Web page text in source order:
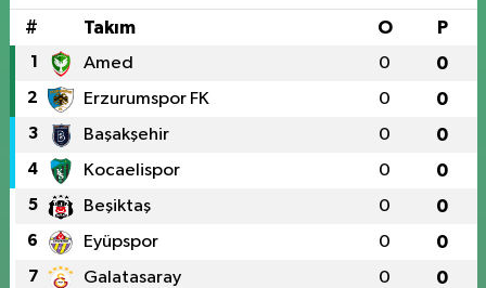
# Takım O P
1 Amed 0 0
2 Erzurumspor FK 0 0
3 Başakşehir 0 0
4 Kocaelispor 0 0
5 Beşiktaş 0 0
6 Eyüpspor 0 0
7 Galatasaray 0 0